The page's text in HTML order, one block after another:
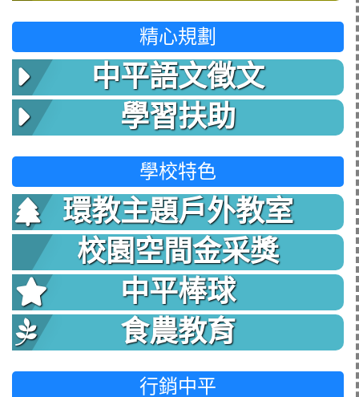
精心規劃
中平語文徵文
學習扶助
學校特色
環教主題戶外教室
校園空間金采獎
中平棒球
食農教育
行銷中平